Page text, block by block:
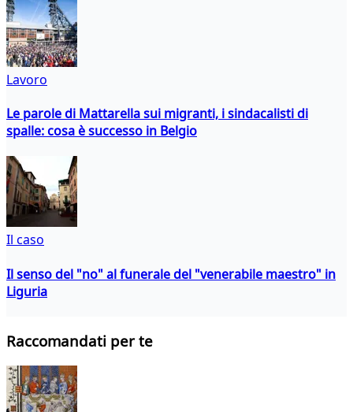
Lavoro
Le parole di Mattarella sui migranti, i sindacalisti di
spalle: cosa è successo in Belgio
Il caso
Il senso del "no" al funerale del "venerabile maestro" in
Liguria
Raccomandati per te